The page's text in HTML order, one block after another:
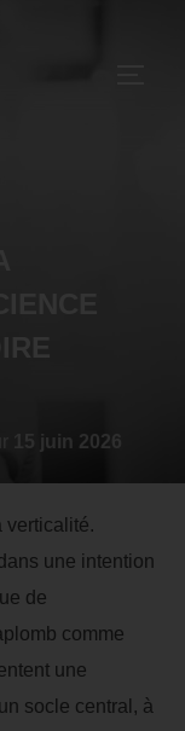
15 juin 2026
verticalité.
une intention
de
comme
une
socle central, à